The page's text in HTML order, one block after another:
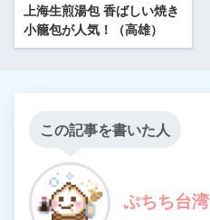
上海生煎湯包 香ばしい焼き
小籠包が人気！（高雄）
この記事を書いた人
ぷちち台湾